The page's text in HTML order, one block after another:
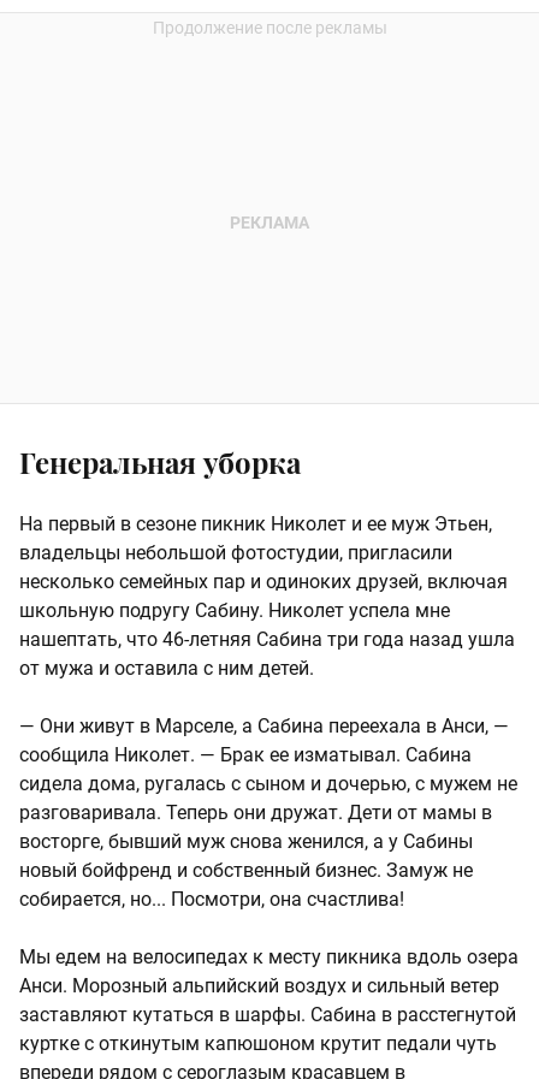
Генеральная уборка
На первый в сезоне пикник Николет и ее муж Этьен,
владельцы небольшой фотостудии, пригласили
несколько семейных пар и одиноких друзей, включая
школьную подругу Сабину. Николет успела мне
нашептать, что 46-летняя Сабина три года назад ушла
от мужа и оставила с ним детей.
— Они живут в Марселе, а Сабина переехала в Анси, —
сообщила Николет. — Брак ее изматывал. Сабина
сидела дома, ругалась с сыном и дочерью, с мужем не
разговаривала. Теперь они дружат. Дети от мамы в
восторге, бывший муж снова женился, а у Сабины
новый бойфренд и собственный бизнес. Замуж не
собирается, но... Посмотри, она счастлива!
Мы едем на велосипедах к месту пикника вдоль озера
Анси. Морозный альпийский воздух и сильный ветер
заставляют кутаться в шарфы. Сабина в расстегнутой
куртке с откинутым капюшоном крутит педали чуть
впереди рядом с сероглазым красавцем в